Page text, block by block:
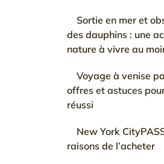
Sortie en mer et
des dauphins : une
nature à vivre au
Voyage à venise
offres et astuces
réussi
New York
raisons de l’acheter